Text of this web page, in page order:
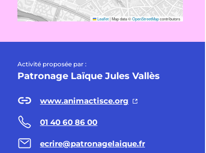
Leaflet|Map data ©OpenStreetMapcontributors
Activité proposée par :
Patronage Laïque Jules Vallès
www.animactisce.org
01 40 60 86 00
ecrire@patronagelaique.fr